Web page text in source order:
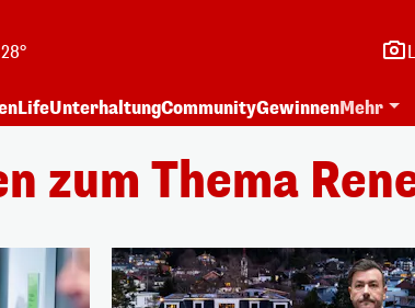
LifeUnterhaltungCommunityGewinnenMehr
zum Thema